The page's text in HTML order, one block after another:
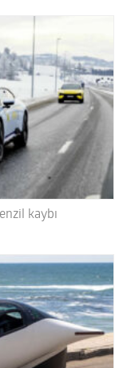
kaybı